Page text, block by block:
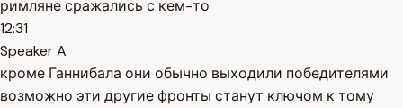
римляне сражались с кем-то
12:31
Speaker A
кроме Ганнибала они обычно выходили победителями
возможно эти другие фронты станут ключом к тому